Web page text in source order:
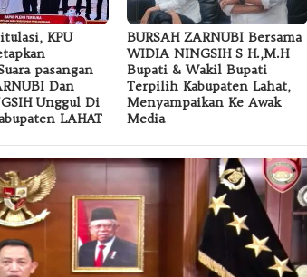
KPU
pasangan
Dan
Unggul Di
LAHAT
BURSAH ZARNUBI Bersama
WIDIA NINGSIH S H.,M.H
Bupati & Wakil Bupati
Terpilih Kabupaten Lahat,
Menyampaikan Ke Awak
Media